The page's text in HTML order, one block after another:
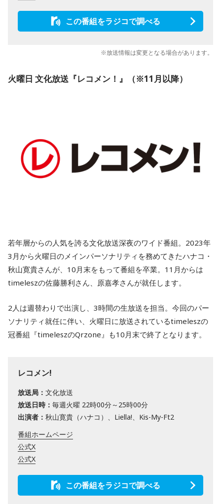
この番組をラジコで調べる
※放送情報は変更となる場合があります。
火曜日 文化放送『レコメン！』（※11月以降）
若年層からの人気を誇る文化放送深夜のワイド番組。2023年
3月から火曜日のメインパーソナリティを務めてきたハナコ・
秋山寛貴さんが、10月末をもって番組を卒業。11月からは
timeleszの佐藤勝利さん、原嘉孝さんが就任します。
2人は週替わりで出演し、3時間の生放送を担当。今回のパー
ソナリティ就任に伴い、火曜日に放送されているtimeleszの
冠番組『timeleszのQrzone』も10月末で終了となります。
レコメン!
放送局： 文化放送
放送日時： 毎週火曜 22時00分～25時00分
出演者： 秋山寛貴（ハナコ）、Liella!、Kis-My-Ft2
番組ホームページ
公式X
公式X
この番組をラジコで調べる